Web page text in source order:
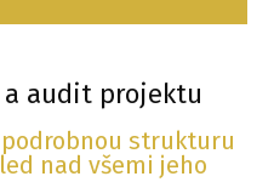
a audit projektu
strukturu
nad všemi jeho